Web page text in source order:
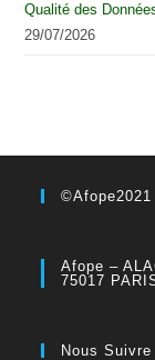
Qualité des
29/07/2026
©Afope2021
Afope –
75017
Nous Suivre